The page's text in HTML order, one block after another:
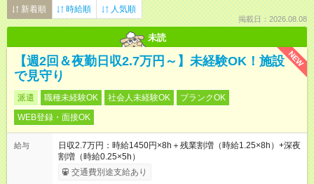
新着順 時給順 人気順
掲載日：2026.08.08
未読
NEW
【週2回＆夜勤日収2.7万円～】未経験OK！施設
で見守り
派遣 職種未経験OK 社会人未経験OK
ブランクOK
WEB登録・面接OK
給与
日収2.7万円：時給1450円×8h＋残業割増（時給1.25×8h）+深夜
割増（時給0.25×5h）
交通費別途支給あり